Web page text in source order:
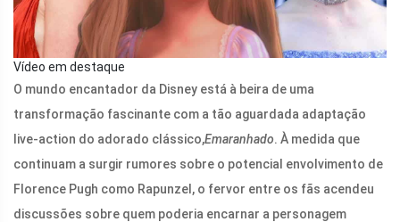
Vídeo em destaque
O mundo encantador da Disney está à beira de uma
transformação fascinante com a tão aguardada adaptação
live-action do adorado clássico,Emaranhado. À medida que
continuam a surgir rumores sobre o potencial envolvimento de
Florence Pugh como Rapunzel, o fervor entre os fãs acendeu
discussões sobre quem poderia encarnar a personagem